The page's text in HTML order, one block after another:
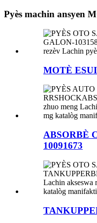
Pyès machin ansyen
MOTÈ
ABSORBÈ
10091673